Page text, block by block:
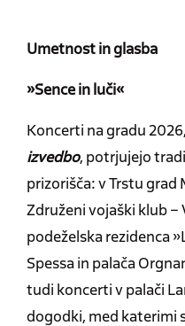
Umetnost in glasba
»Sence in luči«
Koncerti na gradu
izvedbo, potrjujejo
prizorišča: v Trstu grad
Združeni vojaški klub –
podeželska rezidenca
Spessa in palača
tudi koncerti v palači
dogodki, med katerimi